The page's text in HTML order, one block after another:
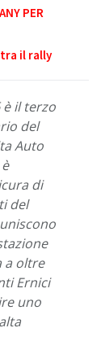
PER
il rally
è il terzo
del
Auto
di
del
a oltre
Ernici
uno